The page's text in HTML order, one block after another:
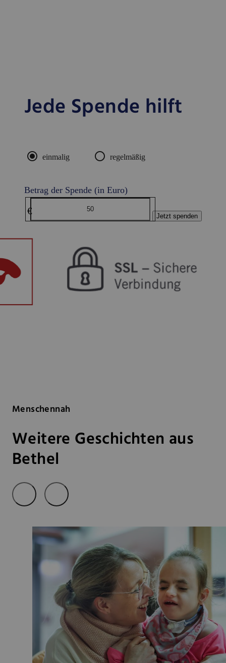
Jede Spende hilft
radio_button_checked einmalig radio_button_unchecked regelmäßig
Betrag der Spende (in Euro)
€ Jetzt spenden
Menschennah
Weitere Geschichten aus
Bethel